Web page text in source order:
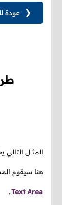
❮ عودة
المثال
هنا سيقوم
Text Area
.